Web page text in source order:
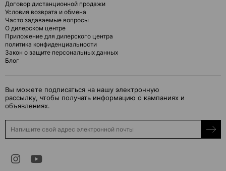
Договор дистанционной продажи
Условия возврата и обмена
Часто задаваемые вопросы
О дилерском центре
Приложение для дилерского центра
политика конфиденциальности
Закон о защите персональных данных
Блог
Вы можете подписаться на нашу электронную
рассылку, чтобы получать информацию о кампаниях и
объявлениях.